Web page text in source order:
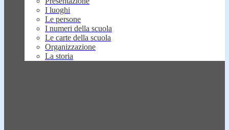
I luoghi
Le persone
I numeri della scuola
Le carte della scuola
Organizzazione
La storia